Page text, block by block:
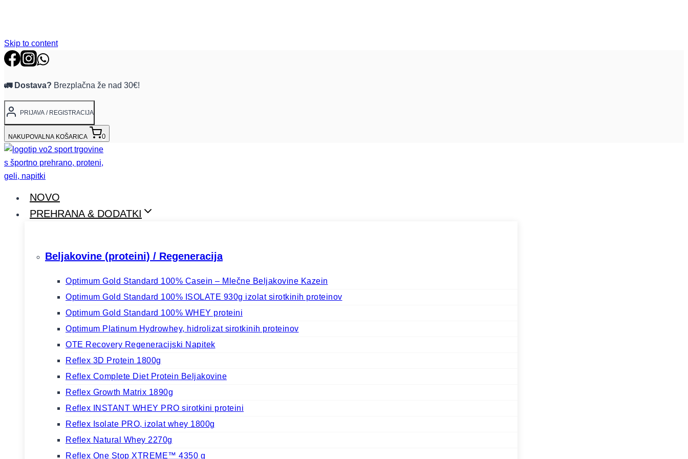
Skip to content
🚛 Dostava? Brezplačna že nad 30€!
PRIJAVA / REGISTRACIJA
NAKUPOVALNA KOŠARICA 0
NOVO
PREHRANA & DODATKI
Beljakovine (proteini) / Regeneracija
Optimum Gold Standard 100% Casein – Mlečne Beljakovine Kazein
Optimum Gold Standard 100% ISOLATE 930g izolat sirotkinih proteinov
Optimum Gold Standard 100% WHEY proteini
Optimum Platinum Hydrowhey, hidrolizat sirotkinih proteinov
OTE Recovery Regeneracijski Napitek
Reflex 3D Protein 1800g
Reflex Complete Diet Protein Beljakovine
Reflex Growth Matrix 1890g
Reflex INSTANT WHEY PRO sirotkini proteini
Reflex Isolate PRO, izolat whey 1800g
Reflex Natural Whey 2270g
Reflex One Stop XTREME™ 4350 g